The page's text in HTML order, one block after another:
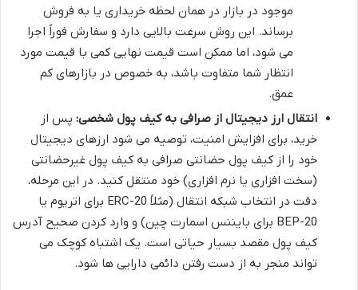
موجود در بازار در همان لحظه خریداری یا به فروش
برساند. این روش سرعت بالایی دارد و سفارش فوراً اجرا
می شود، اما ممکن است قیمت نهایی کمی با قیمت مورد
انتظار شما متفاوت باشد، به خصوص در بازارهای کم
عمق.
انتقال ارز دیجیتال از صرافی به کیف پول شخصی: پس از
خرید، برای افزایش امنیت، توصیه می شود ارزهای دیجیتال
خود را از کیف پول حضانتی صرافی به کیف پول غیرحضانتی
(سخت افزاری یا نرم افزاری) خود منتقل کنید. در این مرحله،
دقت در انتخاب شبکه انتقال (مثلاً ERC-20 برای اتریوم یا
BEP-20 برای بایننس اسمارت چین) و وارد کردن صحیح آدرس
کیف پول مقصد بسیار حیاتی است. یک اشتباه کوچک می
تواند منجر به از دست رفتن دائمی دارایی ها شود.